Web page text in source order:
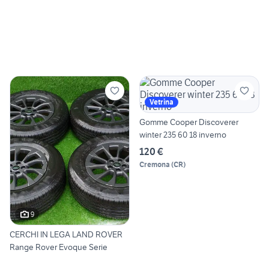
9
CERCHI IN LEGA LAND ROVER
Range Rover Evoque Serie
Vetrina
Gomme Cooper Discoverer
winter 235 60 18 inverno
120 €
Cremona (CR)